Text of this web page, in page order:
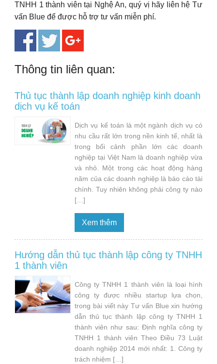
TNHH 1 thành viên tại Nghệ An, quý vị hãy liên hệ Tư
vấn Blue để được hỗ trợ tư vấn miễn phí.
Thông tin liên quan:
Thủ tục thành lập doanh nghiệp kinh doanh
dịch vụ kế toán
Dịch vụ kế toán là một ngành dịch vụ có
nhu cầu rất lớn trong nền kinh tế, nhất là
trong bối cảnh phần lớn các doanh
nghiệp tại Việt Nam là doanh nghiệp vừa
và nhỏ. Một trong các hoạt động hàng
năm của các doanh nghiệp là báo cáo tài
chính. Tuy nhiên không phải công ty nào
[…]
Xem thêm
Hướng dẫn thủ tục thành lập công ty TNHH
1 thành viên
Công ty TNHH 1 thành viên là loại hình
công ty được nhiều startup lựa chọn,
trong bài viết này Tư vấn Blue xin hướng
dẫn thủ tục thành lập công ty TNHH 1
thành viên như sau: Định nghĩa công ty
TNHH 1 thành viên Theo Điều 73 Luật
doanh nghiệp 2014 mới nhất: 1. Công ty
trách nhiệm […]